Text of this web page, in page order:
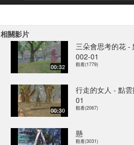
相關影片
00:32
三朵會思考的花 -
002-01
觀看(1779)
00:30
行走的女人 - 點
01
觀看(2067)
懸
觀看(3031)